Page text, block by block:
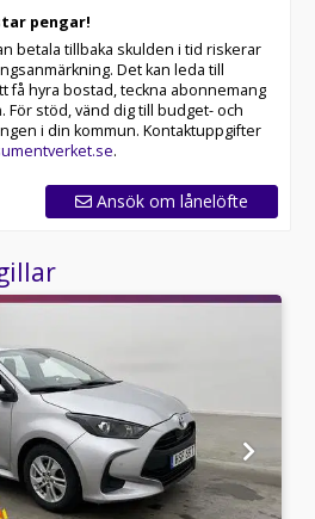
tester här:
C,AC,AC och
fram och bak,Övrig
pengar!
betala tillbaka skulden i tid riskerar
Det kan leda till
få hyra bostad, teckna abonnemang
För stöd, vänd dig till budget- och
i din kommun. Kontaktuppgifter
.
Ansök om lånelöfte